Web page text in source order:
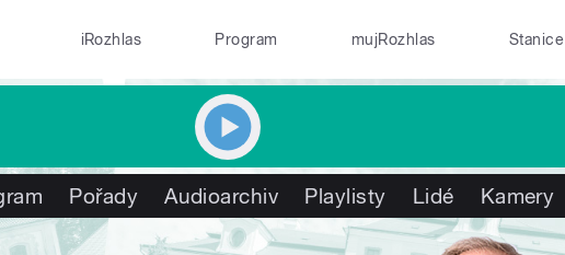
iRozhlas Program mujRozhlas Stanice
Pořady Audioarchiv Playlisty Lidé Kamery